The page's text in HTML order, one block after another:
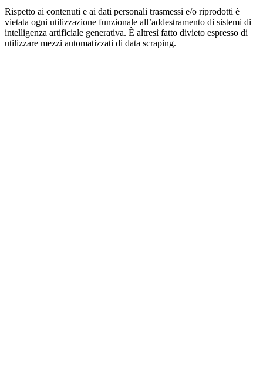
Rispetto ai contenuti e ai dati personali trasmessi e/o riprodotti è
vietata ogni utilizzazione funzionale all’addestramento di sistemi di
intelligenza artificiale generativa. È altresì fatto divieto espresso di
utilizzare mezzi automatizzati di data scraping.